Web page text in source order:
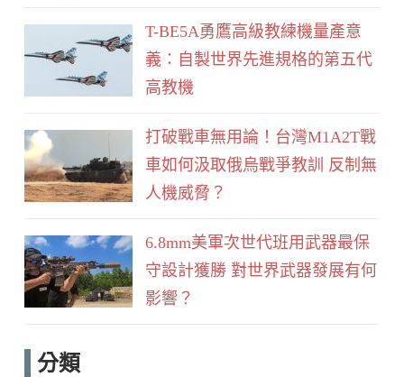
T-BE5A勇鷹高級教練機量產意
義：自製世界先進規格的第五代
高教機
打破戰車無用論！台灣M1A2T戰
車如何汲取俄烏戰爭教訓 反制無
人機威脅？
6.8mm美軍次世代班用武器最保
守設計獲勝 對世界武器發展有何
影響？
分類